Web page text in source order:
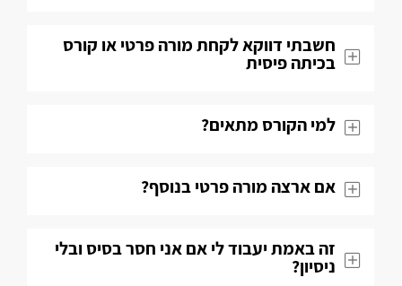
חשבתי דווקא לקחת מורה פרטי או קורס
בכיתה פיסית​
למי הקורס מתאים?
אם ארצה מורה פרטי בנוסף?
זה באמת יעבוד לי אם אני חסר בסיס ובלי
ניסיון?